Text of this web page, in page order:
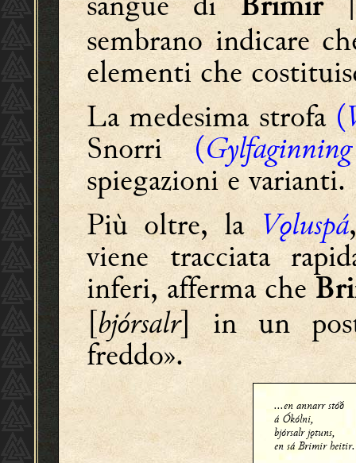
Brimir
sembrano indicare
elementi che
La medesima strofa (
Snorri(Gylfaginning
spiegazioni e varianti.
Più oltre, laVǫluspá
viene tracciata
inferi, afferma che
[bjórsalr] in un
freddo».
...en annarr stóð
á Ókólni,
bjórsalr jǫtuns,
en sá Brimir heitir.